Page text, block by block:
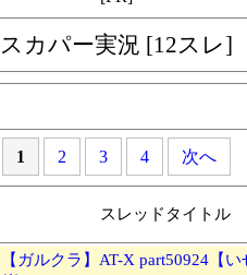
スカパー実況 [12スレ]
1 2 3 4 次へ
スレッドタイトル
【ガルクラ】AT-X part50924【